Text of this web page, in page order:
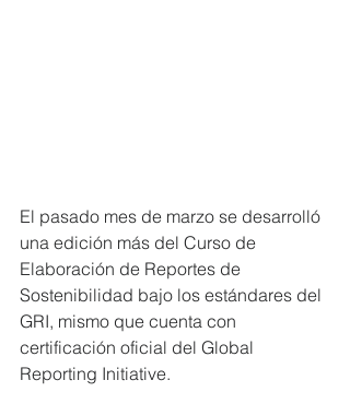
El pasado mes de marzo se desarrolló
una edición más del Curso de
Elaboración de Reportes de
Sostenibilidad bajo los estándares del
GRI, mismo que cuenta con
certificación oficial del Global
Reporting Initiative.